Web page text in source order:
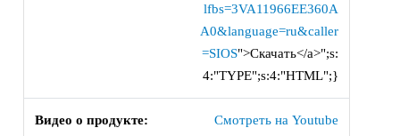
lfbs=3VA11966EE360A
A0&language=ru&caller
=SIOS">Скачать</a>";s:
4:"TYPE";s:4:"HTML";}
Видео о продукте: Смотреть на Youtube